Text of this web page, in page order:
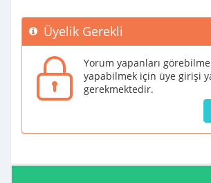
Üyelik Gerekli
Yorum yapanları
yapabilmek için üye girişi
gerekmektedir.